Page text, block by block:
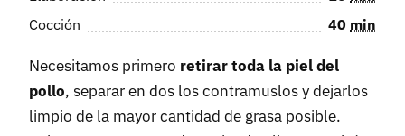
Cocción
40 min
Necesitamos primero retirar toda la piel del
pollo, separar en dos los contramuslos y dejarlos
limpio de la mayor cantidad de grasa posible.